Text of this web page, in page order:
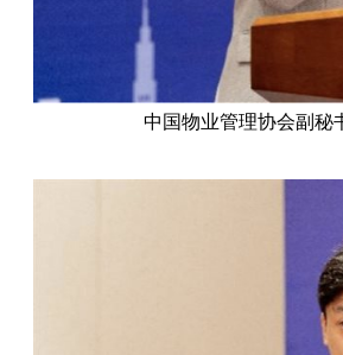
中国物业管理协会副秘